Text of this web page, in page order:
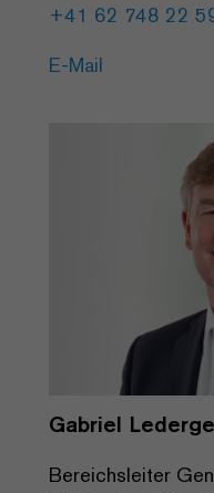
+41 62 748 22
E-Mail
Gabriel
Bereichsleiter